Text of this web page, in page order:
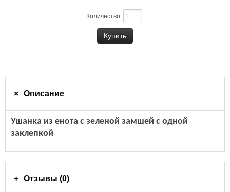
Количество:
Описание
Ушанка из енота с зеленой замшей с одной
заклепкой
Отзывы (0)